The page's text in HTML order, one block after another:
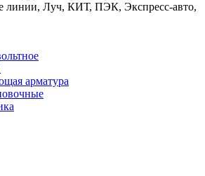
линии, Луч, КИТ, ПЭК, Экспресс-авто,
арматура